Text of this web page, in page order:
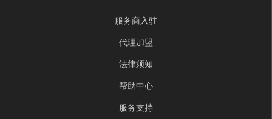
服务商入驻
代理加盟
法律须知
帮助中心
服务支持